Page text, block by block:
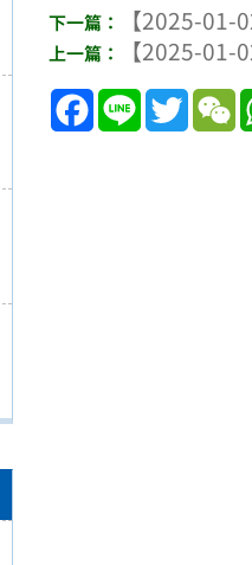
【2025-01-
【2025-01-
Facebook
Line